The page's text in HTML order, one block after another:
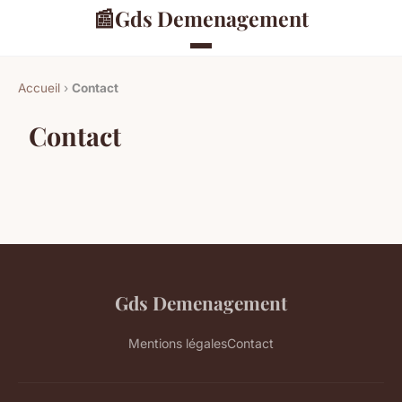
📰Gds Demenagement
Accueil › Contact
Contact
Gds Demenagement
Mentions légalesContact